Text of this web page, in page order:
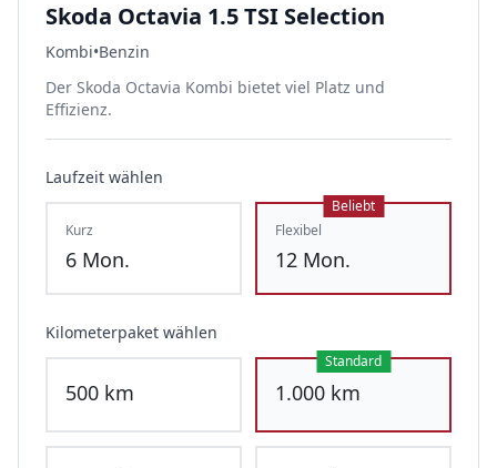
Skoda Octavia 1.5 TSI Selection
Kombi•Benzin
Der Skoda Octavia Kombi bietet viel Platz und
Effizienz.
Laufzeit wählen
Kurz
6 Mon.
Beliebt
Flexibel
12 Mon.
Kilometerpaket wählen
500 km
Standard
1.000 km